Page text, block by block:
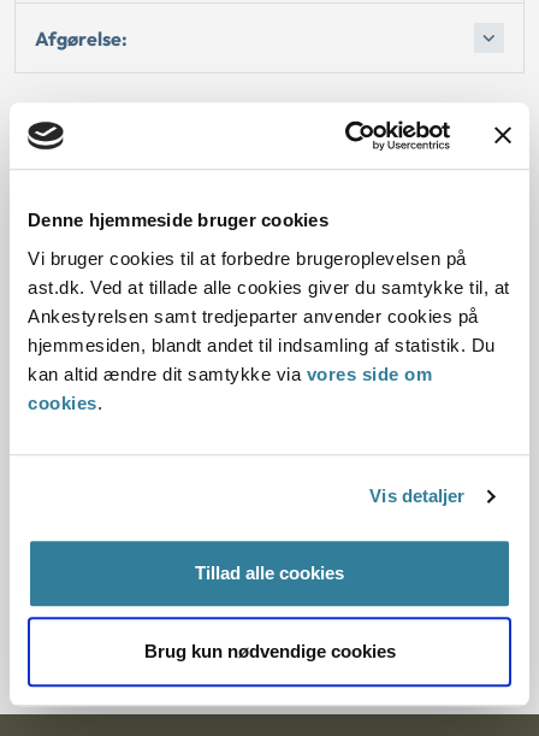
Denne hjemmeside bruger cookies
Vi bruger cookies til at forbedre brugeroplevelsen på
ast.dk. Ved at tillade alle cookies giver du samtykke til, at
Ankestyrelsen samt tredjeparter anvender cookies på
hjemmesiden, blandt andet til indsamling af statistik. Du
kan altid ændre dit samtykke via vores side om
cookies.
Vis detaljer
Tillad alle cookies
Brug kun nødvendige cookies
Afgørelse:
Dato for underskrift
28.11.2007
Offentliggørelsesdato
10.07.2013
Denne principafgørelse er kasseret den 19. februar
2019, da den ikke længere har vejledningsværdi.
3700002-07